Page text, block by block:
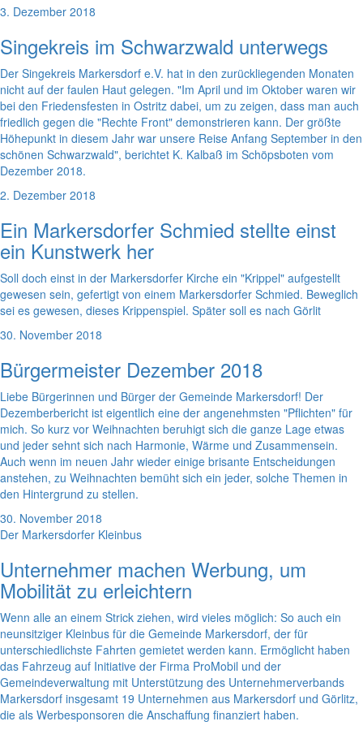
3. Dezember 2018
Singekreis im Schwarzwald unterwegs
Der Singekreis Markersdorf e.V. hat in den zurückliegenden Monaten
nicht auf der faulen Haut gelegen. "Im April und im Oktober waren wir
bei den Friedensfesten in Ostritz dabei, um zu zeigen, dass man auch
friedlich gegen die "Rechte Front" demonstrieren kann. Der größte
Höhepunkt in diesem Jahr war unsere Reise Anfang September in den
schönen Schwarzwald", berichtet K. Kalbaß im Schöpsboten vom
Dezember 2018.
2. Dezember 2018
Ein Markersdorfer Schmied stellte einst
ein Kunstwerk her
Soll doch einst in der Markersdorfer Kirche ein "Krippel" aufgestellt
gewesen sein, gefertigt von einem Markersdorfer Schmied. Beweglich
sei es gewesen, dieses Krippenspiel. Später soll es nach Görlit
30. November 2018
Bürgermeister Dezember 2018
Liebe Bürgerinnen und Bürger der Gemeinde Markersdorf! Der
Dezemberbericht ist eigentlich eine der angenehmsten "Pflichten" für
mich. So kurz vor Weihnachten beruhigt sich die ganze Lage etwas
und jeder sehnt sich nach Harmonie, Wärme und Zusammensein.
Auch wenn im neuen Jahr wieder einige brisante Entscheidungen
anstehen, zu Weihnachten bemüht sich ein jeder, solche Themen in
den Hintergrund zu stellen.
30. November 2018
Der Markersdorfer Kleinbus
Unternehmer machen Werbung, um
Mobilität zu erleichtern
Wenn alle an einem Strick ziehen, wird vieles möglich: So auch ein
neunsitziger Kleinbus für die Gemeinde Markersdorf, der für
unterschiedlichste Fahrten gemietet werden kann. Ermöglicht haben
das Fahrzeug auf Initiative der Firma ProMobil und der
Gemeindeverwaltung mit Unterstützung des Unternehmerverbands
Markersdorf insgesamt 19 Unternehmen aus Markersdorf und Görlitz,
die als Werbesponsoren die Anschaffung finanziert haben.